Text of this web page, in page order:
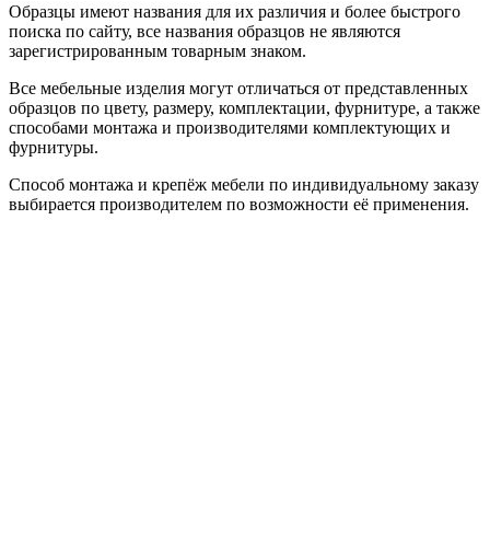
Образцы имеют названия для их различия и более быстрого
поиска по сайту, все названия образцов не являются
зарегистрированным товарным знаком.
Все мебельные изделия могут отличаться от представленных
образцов по цвету, размеру, комплектации, фурнитуре, а также
способами монтажа и производителями комплектующих и
фурнитуры.
Способ монтажа и крепёж мебели по индивидуальному заказу
выбирается производителем по возможности её применения.